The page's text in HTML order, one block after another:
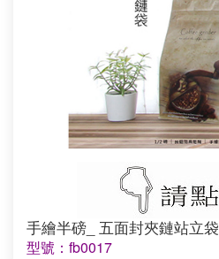
手繪半磅_ 五面封夾鏈站立袋
型號：fb0017